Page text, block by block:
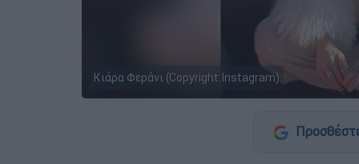
Κιάρα Φεράνι (Copyright:Instagram)